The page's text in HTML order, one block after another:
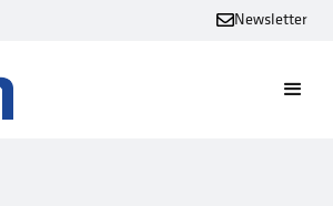
Newsletter